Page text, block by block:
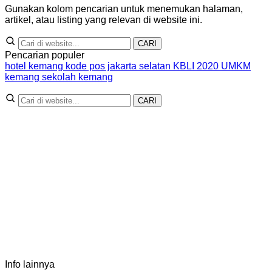
Gunakan kolom pencarian untuk menemukan halaman,
artikel, atau listing yang relevan di website ini.
CARI
Pencarian populer
hotel kemang kode pos jakarta selatan KBLI 2020 UMKM
kemang sekolah kemang
CARI
Info lainnya